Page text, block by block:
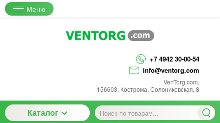
Меню
+7 4942 30-00-54
info@ventorg.com
VenTorg.com,
156603, Кострома, Солониковская, 8
Каталог